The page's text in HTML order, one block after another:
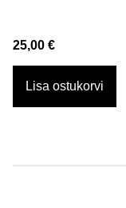
25,00 €
Lisa ostukorvi